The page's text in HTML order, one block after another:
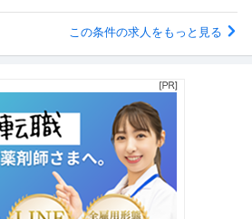
この条件の求人をもっと見る